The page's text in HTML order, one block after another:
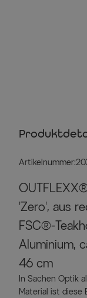
'Zero', aus
FSC®-
Aluminium,
46 cm
In Sachen Optik
Material ist diese